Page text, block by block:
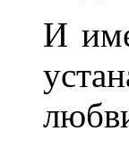
И